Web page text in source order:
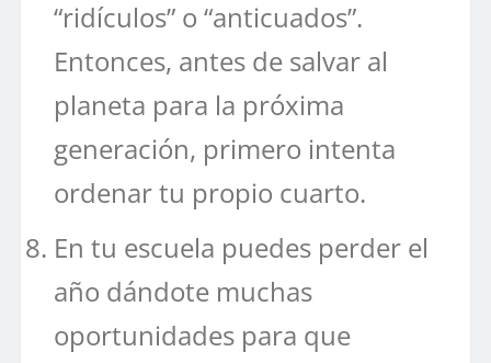
“ridículos” o “anticuados”.
Entonces, antes de salvar al
planeta para la próxima
generación, primero intenta
ordenar tu propio cuarto.
En tu escuela puedes perder el
año dándote muchas
oportunidades para que